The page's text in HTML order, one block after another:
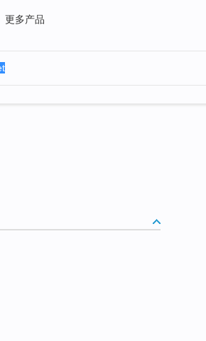
更多产品